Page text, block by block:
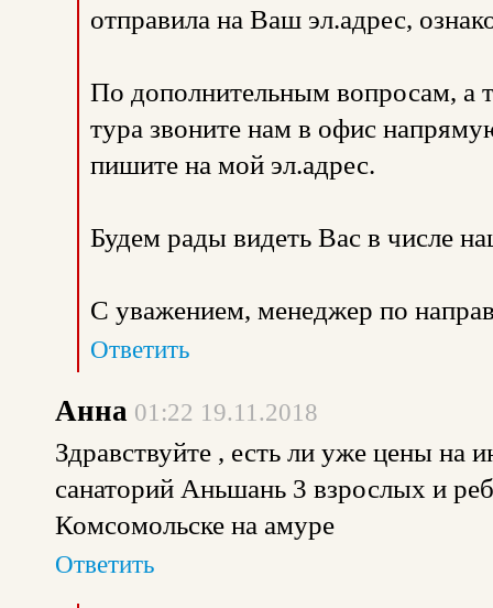
отправила на Ваш эл.адрес,
По дополнительным вопросам, а
тура звоните нам в офис
пишите на мой эл.адрес.
Будем рады видеть Вас в числе
С уважением, менеджер по
Ответить
Анна 01:22 19.11.2018
Здравствуйте , есть ли уже цены на
санаторий Аньшань 3 взрослых и
Комсомольске на амуре
Ответить